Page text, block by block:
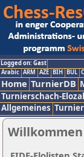
Logged on: Gast
Arabic ARM AZE BIH BUL
Home TurnierDB
Turnierschach-
Allgemeines